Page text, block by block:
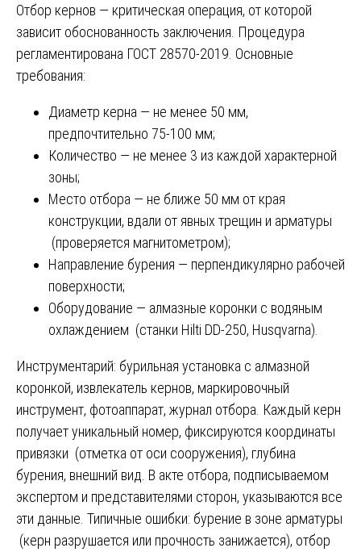
Отбор кернов — критическая операция, от которой
зависит обоснованность заключения. Процедура
регламентирована ГОСТ 28570-2019. Основные
требования:
Диаметр керна — не менее 50 мм,
предпочтительно 75-100 мм;
Количество — не менее 3 из каждой характерной
зоны;
Место отбора — не ближе 50 мм от края
конструкции, вдали от явных трещин и арматуры
(проверяется магнитометром);
Направление бурения — перпендикулярно рабочей
поверхности;
Оборудование — алмазные коронки с водяным
охлаждением (станки Hilti DD-250, Husqvarna).
Инструментарий: бурильная установка с алмазной
коронкой, извлекатель кернов, маркировочный
инструмент, фотоаппарат, журнал отбора. Каждый керн
получает уникальный номер, фиксируются координаты
привязки (отметка от оси сооружения), глубина
бурения, внешний вид. В акте отбора, подписываемом
экспертом и представителями сторон, указываются все
эти данные. Типичные ошибки: бурение в зоне арматуры
(керн разрушается или прочность занижается), отбор